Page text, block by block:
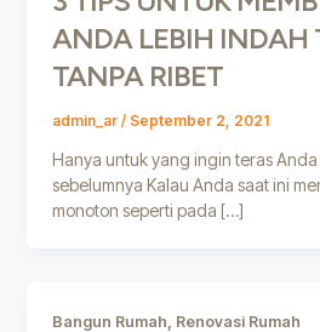
ANDA LEBIH INDAH
TANPA RIBET
admin_ar / September 2, 2021
Hanya untuk yang ingin teras
sebelumnya Kalau Anda saat ini
monoton seperti pada […]
Bangun Rumah Renovasi Rumah